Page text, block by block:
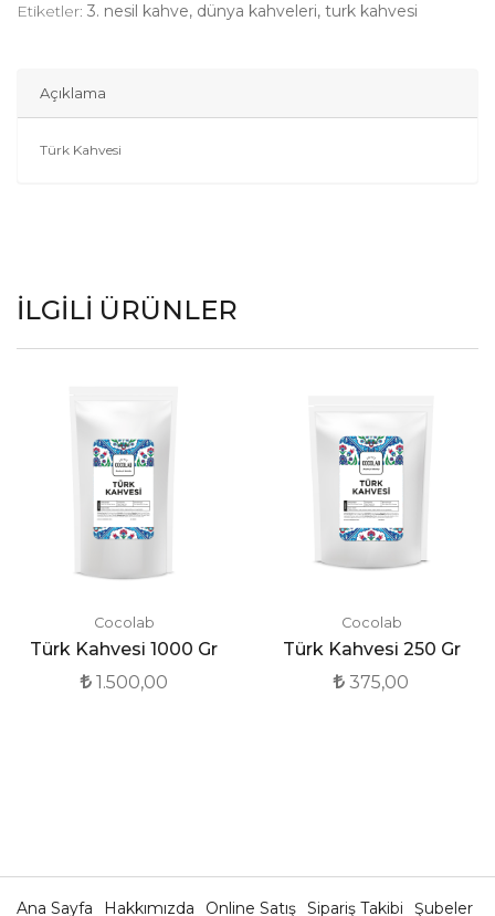
Etiketler: 3. nesil kahve, dünya kahveleri, turk kahvesi
Açıklama
Türk Kahvesi
İLGILI ÜRÜNLER
Cocolab
Türk Kahvesi 1000 Gr
1.500,00
Cocolab
Türk Kahvesi 250 Gr
375,00
Ana Sayfa Hakkımızda Online Satış Sipariş Takibi Şubeler